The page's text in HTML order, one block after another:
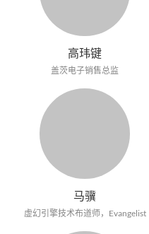
高玮键
盖茨电子销售总监
马骥
虚幻引擎技术布道师，Evangelist